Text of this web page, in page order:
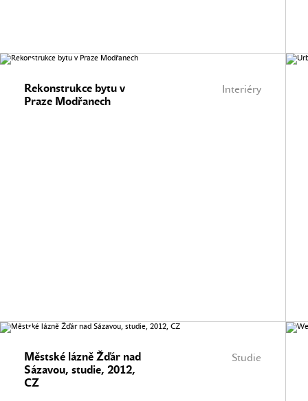
Interiéry
Rekonstrukce bytu v
Praze Modřanech
Studie
Městské lázně Žďár nad
Sázavou, studie, 2012,
CZ